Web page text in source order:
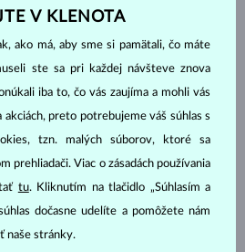
KLENOTA
V KLENOTA
ako má, aby sme si pamätali, čo máte
ste sa pri každej návšteve znova
iba to, čo vás zaujíma a mohli vás
preto potrebujeme váš súhlas s
tzn. malých súborov, ktoré sa
prehliadači. Viac o zásadách používania
tu. Kliknutím na tlačidlo „Súhlasím a
dočasne udelíte a pomôžete nám
naše stránky.